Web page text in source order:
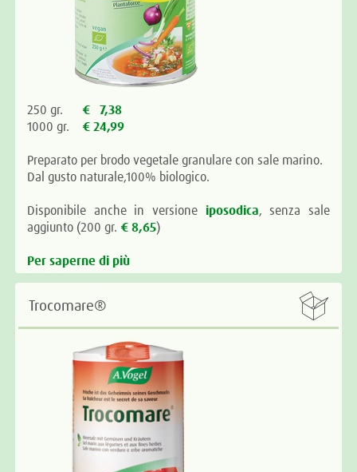
250 gr.
€ 7,38
1000 gr.
€ 24,99
Preparato per brodo vegetale granulare con sale marino.
Dal gusto naturale,100% biologico.
Disponibile anche in versione iposodica, senza sale
aggiunto (200 gr. € 8,65)
Per saperne di più

Trocomare®